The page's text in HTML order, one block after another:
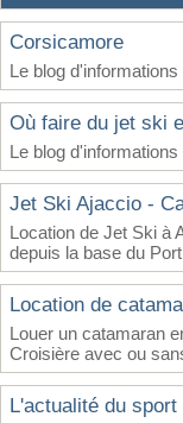
Corsicamore
Le blog
Où faire du jet ski
Le blog
Jet Ski Ajaccio -
Location de Jet Ski à
depuis la base du
Location de
Louer un catamaran
Croisière avec ou
L'actualité du sport